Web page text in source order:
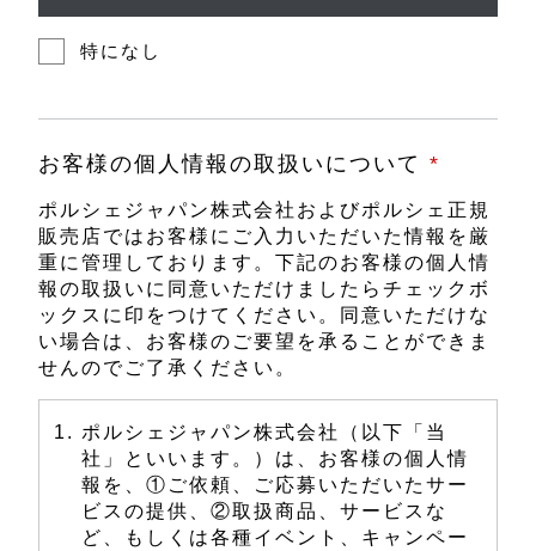
特になし
お客様の個人情報の取扱いについて *
ポルシェジャパン株式会社およびポルシェ正規
販売店ではお客様にご入力いただいた情報を厳
重に管理しております。下記のお客様の個人情
報の取扱いに同意いただけましたらチェックボ
ックスに印をつけてください。同意いただけな
い場合は、お客様のご要望を承ることができま
せんのでご了承ください。
ポルシェジャパン株式会社（以下「当
社」といいます。）は、お客様の個人情
報を、①ご依頼、ご応募いただいたサー
ビスの提供、②取扱商品、サービスな
ど、もしくは各種イベント、キャンペー